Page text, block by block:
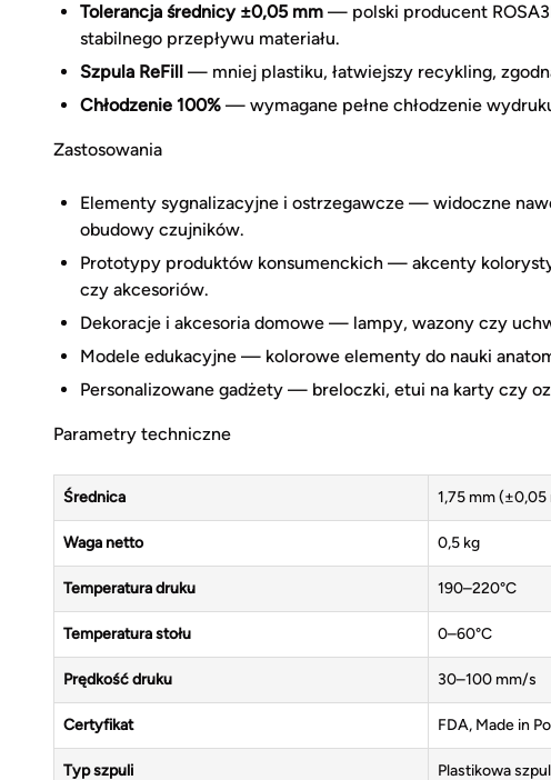
Tolerancja średnicy ±0,05 mm — polski producent
stabilnego przepływu materiału.
Szpula ReFill — mniej plastiku, łatwiejszy recykling,
Chłodzenie 100% — wymagane pełne chłodzenie
Zastosowania
Elementy sygnalizacyjne i ostrzegawcze — widoczne
obudowy czujników.
Prototypy produktów konsumenckich — akcenty
czy akcesoriów.
Dekoracje i akcesoria domowe — lampy, wazony czy
Modele edukacyjne — kolorowe elementy do nauki
Personalizowane gadżety — breloczki, etui na karty czy
Parametry techniczne
Średnica 1,75 mm (±0,05
Waga netto 0,5 kg
Temperatura druku 190–220°C
Temperatura stołu 0–60°C
Prędkość druku 30–100 mm/s
Certyfikat FDA, Made in
Typ szpuli Plastikowa